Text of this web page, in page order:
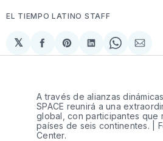
EL TIEMPO LATINO STAFF
𝕏
Compartir
en
Share
on
Compartir
en
Share
on
via
A través de alianzas
SPACE reunirá a una
global, con participantes que
países de seis continentes. |
Center.